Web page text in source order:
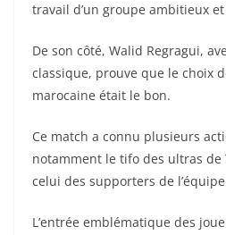
travail d’un groupe ambitieux
De son côté, Walid Regragui,
classique, prouve que le choix
marocaine était le bon.
Ce match a connu plusieurs
notamment le tifo des ultras de
celui des supporters de
L’entrée emblématique des